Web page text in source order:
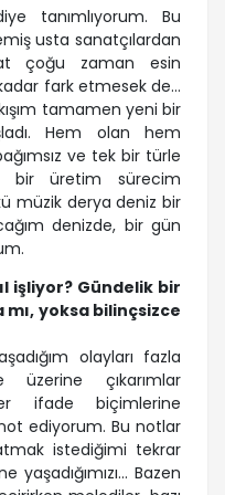
tanımlıyorum. Bu
usta sanatçılardan
çoğu zaman esin
fark etmesek de…
tamamen yeni bir
Hem olan hem
ve tek bir türle
bir üretim sürecim
müzik derya deniz bir
denizde, bir gün
işliyor? Gündelik bir
yoksa bilinçsizce
olayları fazla
üzerine çıkarımlar
ifade biçimlerine
ediyorum. Bu notlar
istediğimi tekrar
Bazen